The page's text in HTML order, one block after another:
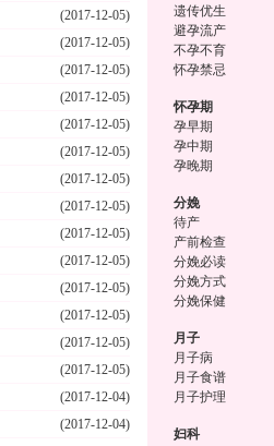
(2017-12-05)
(2017-12-05)
(2017-12-05)
(2017-12-05)
(2017-12-05)
(2017-12-05)
(2017-12-05)
(2017-12-05)
(2017-12-05)
(2017-12-05)
(2017-12-05)
(2017-12-05)
(2017-12-05)
(2017-12-05)
(2017-12-04)
(2017-12-04)
遗传优生
避孕流产
不孕不育
怀孕禁忌
怀孕期
孕早期
孕中期
孕晚期
分娩
待产
产前检查
分娩必读
分娩方式
分娩保健
月子
月子病
月子食谱
月子护理
妇科